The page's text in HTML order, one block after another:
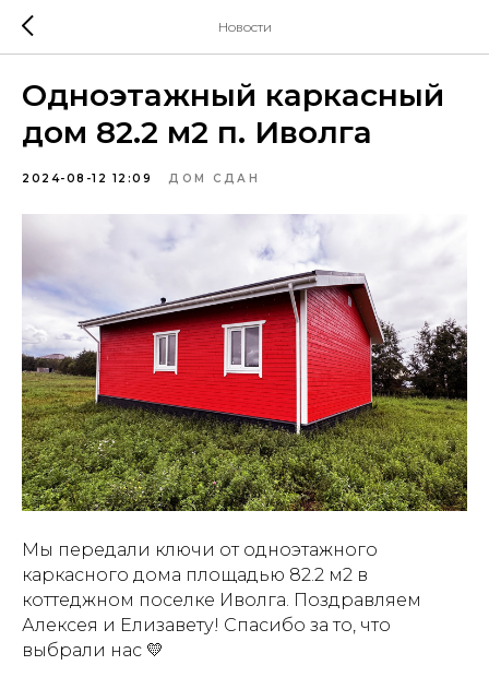
Новости
Одноэтажный каркасный
дом 82.2 м2 п. Иволга
2024-08-12 12:09 ДОМ СДАН
Мы передали ключи от одноэтажного
каркасного дома площадью 82.2 м2 в
коттеджном поселке Иволга. Поздравляем
Алексея и Елизавету! Спасибо за то, что
выбрали нас 💛